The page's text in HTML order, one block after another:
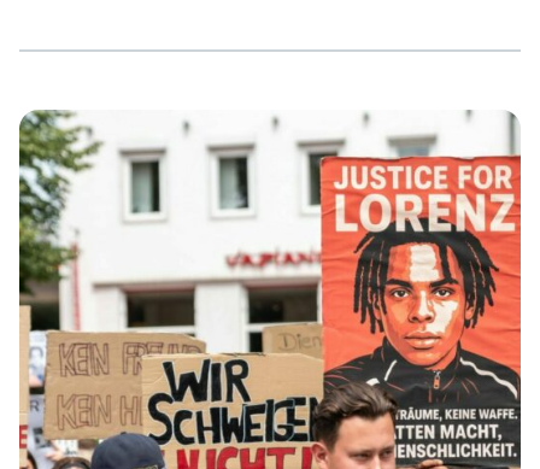
drei Mitangeklagten. Gegen Ende 2017 oder Anfang
2018 sollen die Angeklagten eine kriminelle Vereinigung,
strafbar nach Paragraph 129 StGB, gegründet haben.
Ideologisches […]